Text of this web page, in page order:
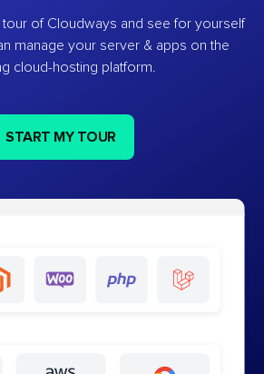
tour of Cloudways and see for yourself
manage your server & apps on the
cloud-hosting platform.
START MY TOUR